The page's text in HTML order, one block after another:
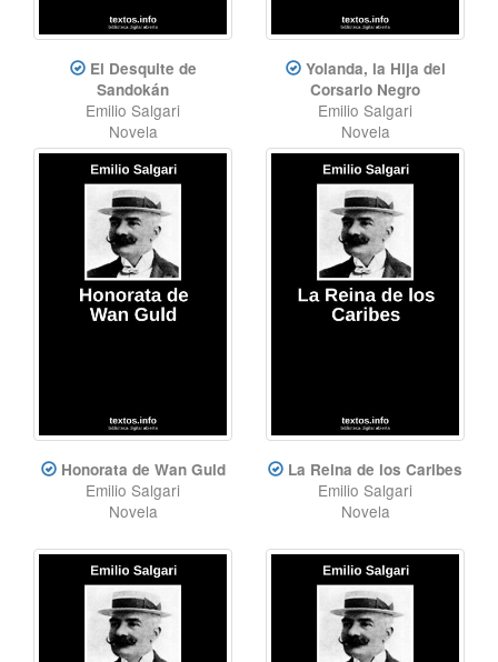
El Desquite de
Sandokán
Emilio Salgari
Novela
Yolanda, la Hija del
Corsario Negro
Emilio Salgari
Novela
Honorata de Wan Guld
Emilio Salgari
Novela
La Reina de los Caribes
Emilio Salgari
Novela